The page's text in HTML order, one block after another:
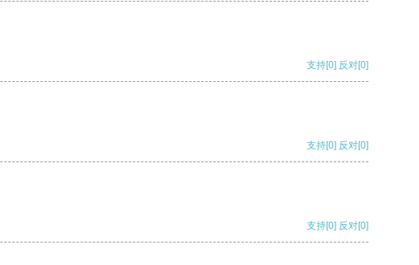
支持[0] 反对[0]
支持[0] 反对[0]
支持[0] 反对[0]